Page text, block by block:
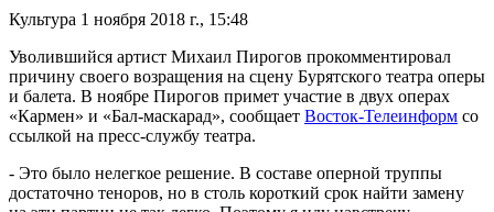
Культура 1 ноября 2018 г., 15:48
Уволившийся артист Михаил Пирогов прокомментировал
причину своего возращения на сцену Бурятского театра оперы
и балета. В ноябре Пирогов примет участие в двух операх
«Кармен» и «Бал-маскарад», сообщает Восток-Телеинформ со
ссылкой на пресс-службу театра.
- Это было нелегкое решение. В составе оперной труппы
достаточно теноров, но в столь короткий срок найти замену